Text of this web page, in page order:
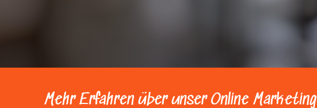
Mehr Erfahren über unser Online Marketing